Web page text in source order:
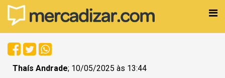
Thaís Andrade; 10/05/2025 às 13:44